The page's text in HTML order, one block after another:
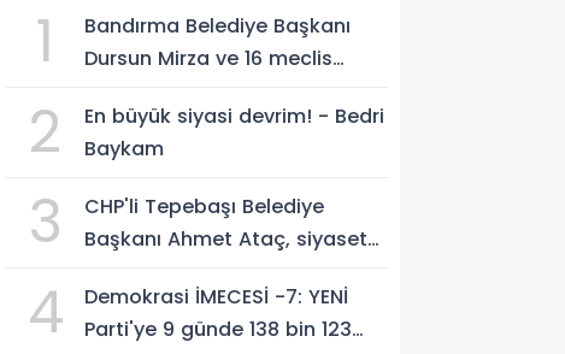
1
Bandırma Belediye Başkanı
Dursun Mirza ve 16 meclis
geçti!
2
En büyük siyasi devrim! - Bedri
Baykam
3
CHP'li Tepebaşı Belediye
Başkanı Ahmet Ataç, siyasete
açıkladı
4
Demokrasi İMECESİ -7: YENİ
Parti'ye 9 günde 138 bin 123